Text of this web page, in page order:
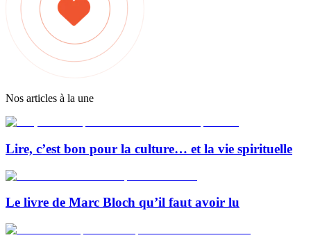
Nos articles à la une
Lire, c’est bon pour la culture… et la vie spirituelle
Le livre de Marc Bloch qu’il faut avoir lu